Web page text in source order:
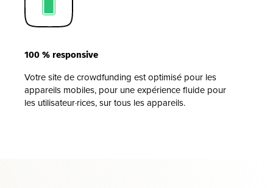
100 % responsive
Votre site de crowdfunding est optimisé pour les
appareils mobiles, pour une expérience fluide pour
les utilisateur·rices, sur tous les appareils.